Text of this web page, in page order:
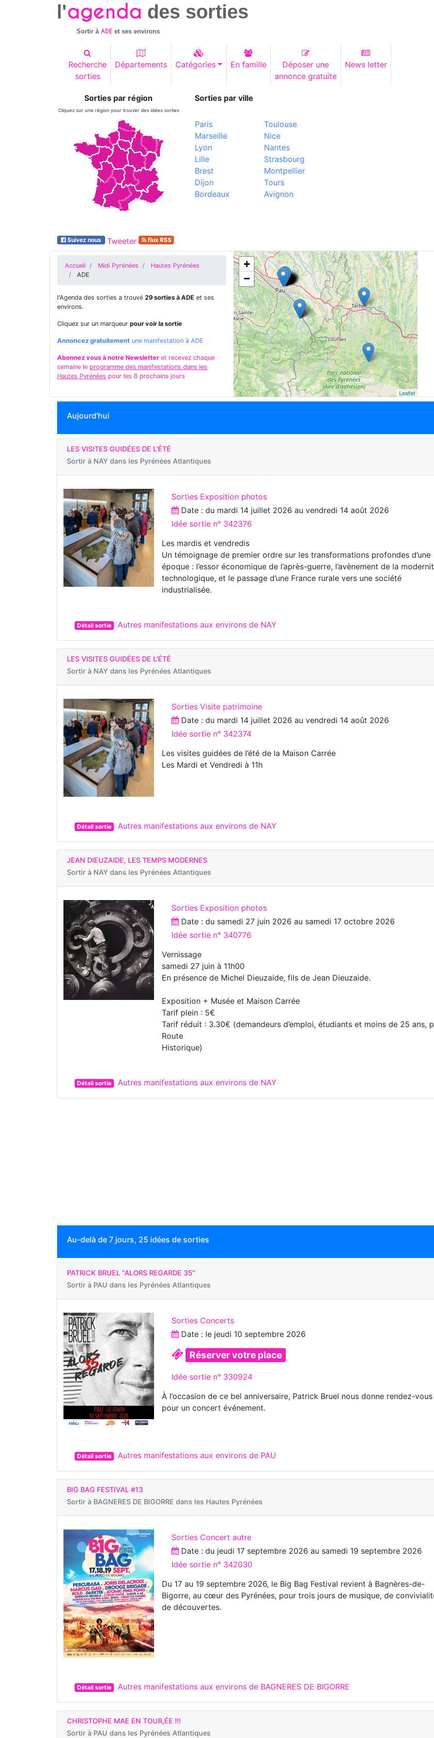
l'agenda des sorties
Sortir àADE et ses environs
Recherche
sorties
Départements Catégories En famille
Déposer une
annonce gratuite
News letter
Sorties par région
Cliquez sur une région pour trouver des idées sorties
Sorties par ville
Paris
Marseille
Lyon
Lille
Brest
Dijon
Bordeaux
Toulouse
Nice
Nantes
Strasbourg
Montpellier
Tours
Avignon
Suivez nous Tweeter flux RSS
Accueil Midi Pyrénées
Hautes Pyrénées
ADE
l'Agenda des sorties a trouvé 29 sorties à ADE et ses
environs.
Cliquez sur un marqueur pour voir la sortie
Annoncez gratuitement une manifestation à ADE
Abonnez vous à notre Newsletter et recevez chaque
semaine le programme des manifestations dans les
Hautes Pyrénées pour les 8 prochains jours
+
−
Leaflet
Aujourd'hui
LES VISITES GUIDÉES DE L'ÉTÉ
Sortir à NAY dans les Pyrénées Atlantiques
Sorties Exposition photos
Date : du mardi 14 juillet 2026 auvendredi 14 août 2026
Idée sortie n° 342376
Les mardis et vendredis
Un témoignage de premier ordre sur les transformations profondes d’une
époque : l’essor économique de l’après-guerre, l’avènement de la
technologique, et le passage d’une France rurale vers une société
industrialisée.
Détail sortie Autres manifestations aux environs de NAY
LES VISITES GUIDÉES DE L'ÉTÉ
Sortir à NAY dans les Pyrénées Atlantiques
Sorties Visite patrimoine
Date : du mardi 14 juillet 2026 auvendredi 14 août 2026
Idée sortie n° 342374
Les visites guidées de l’été de la Maison Carrée
Les Mardi et Vendredi à 11h
Détail sortie Autres manifestations aux environs de NAY
JEAN DIEUZAIDE, LES TEMPS MODERNES
Sortir à NAY dans les Pyrénées Atlantiques
Sorties Exposition photos
Date : du samedi 27 juin 2026 au samedi 17 octobre 2026
Idée sortie n° 340776
Vernissage
samedi 27 juin à 11h00
En présence de Michel Dieuzaide, fils de Jean Dieuzaide.
Exposition + Musée et Maison Carrée
Tarif plein : 5€
Tarif réduit : 3.30€ (demandeurs d’emploi, étudiants et moins de 25 ans,
Route
Historique)
Détail sortie Autres manifestations aux environs de NAY
Au-delà de 7 jours, 25 idées de sorties
PATRICK BRUEL "ALORS REGARDE 35"
Sortir à PAU dans les Pyrénées Atlantiques
Sorties Concerts
Date : le jeudi 10 septembre 2026
Réserver votre place
Idée sortie n° 330924
À l’occasion de ce bel anniversaire, Patrick Bruel nous donne rendez-vous
pour un concert événement.
Détail sortie Autres manifestations aux environs de PAU
BIG BAG FESTIVAL #13
Sortir à BAGNERES DE BIGORRE dans les Hautes Pyrénées
Sorties Concert autre
Date : du jeudi 17 septembre 2026 au samedi 19 septembre 2026
Idée sortie n° 342030
Du 17 au 19 septembre 2026, le Big Bag Festival revient à Bagnères-de-
Bigorre, au cœur des Pyrénées, pour trois jours de musique, de
de découvertes.
Détail sortie Autres manifestations aux environs de BAGNERES DE BIGORRE
CHRISTOPHE MAE EN TOUR,ÉE !!!
Sortir à PAU dans les Pyrénées Atlantiques